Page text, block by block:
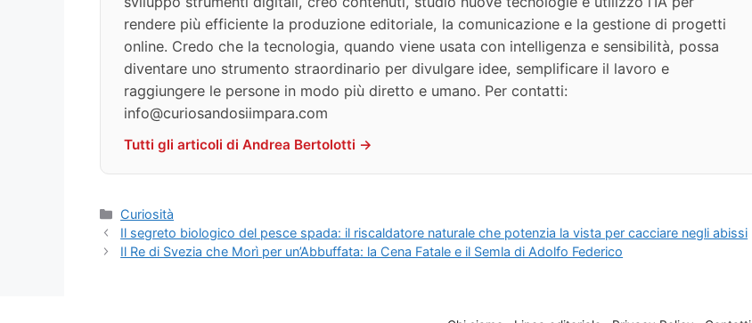
rendere più efficiente la produzione editoriale, la comunicazione e la gestione di progetti
online. Credo che la tecnologia, quando viene usata con intelligenza e sensibilità, possa
diventare uno strumento straordinario per divulgare idee, semplificare il lavoro e
raggiungere le persone in modo più diretto e umano. Per contatti:
info@curiosandosiimpara.com
Tutti gli articoli di Andrea Bertolotti →
Categorie
Curiosità
Il segreto biologico del pesce spada: il riscaldatore naturale che potenzia la vista per cacciare negli abissi
Il Re di Svezia che Morì per un’Abbuffata: la Cena Fatale e il Semla di Adolfo Federico